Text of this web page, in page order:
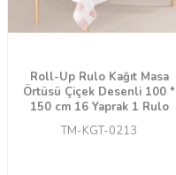
Roll-Up Rulo Kağıt Masa
Örtüsü Çiçek Desenli 100 *
150 cm 16 Yaprak 1 Rulo
TM-KGT-0213